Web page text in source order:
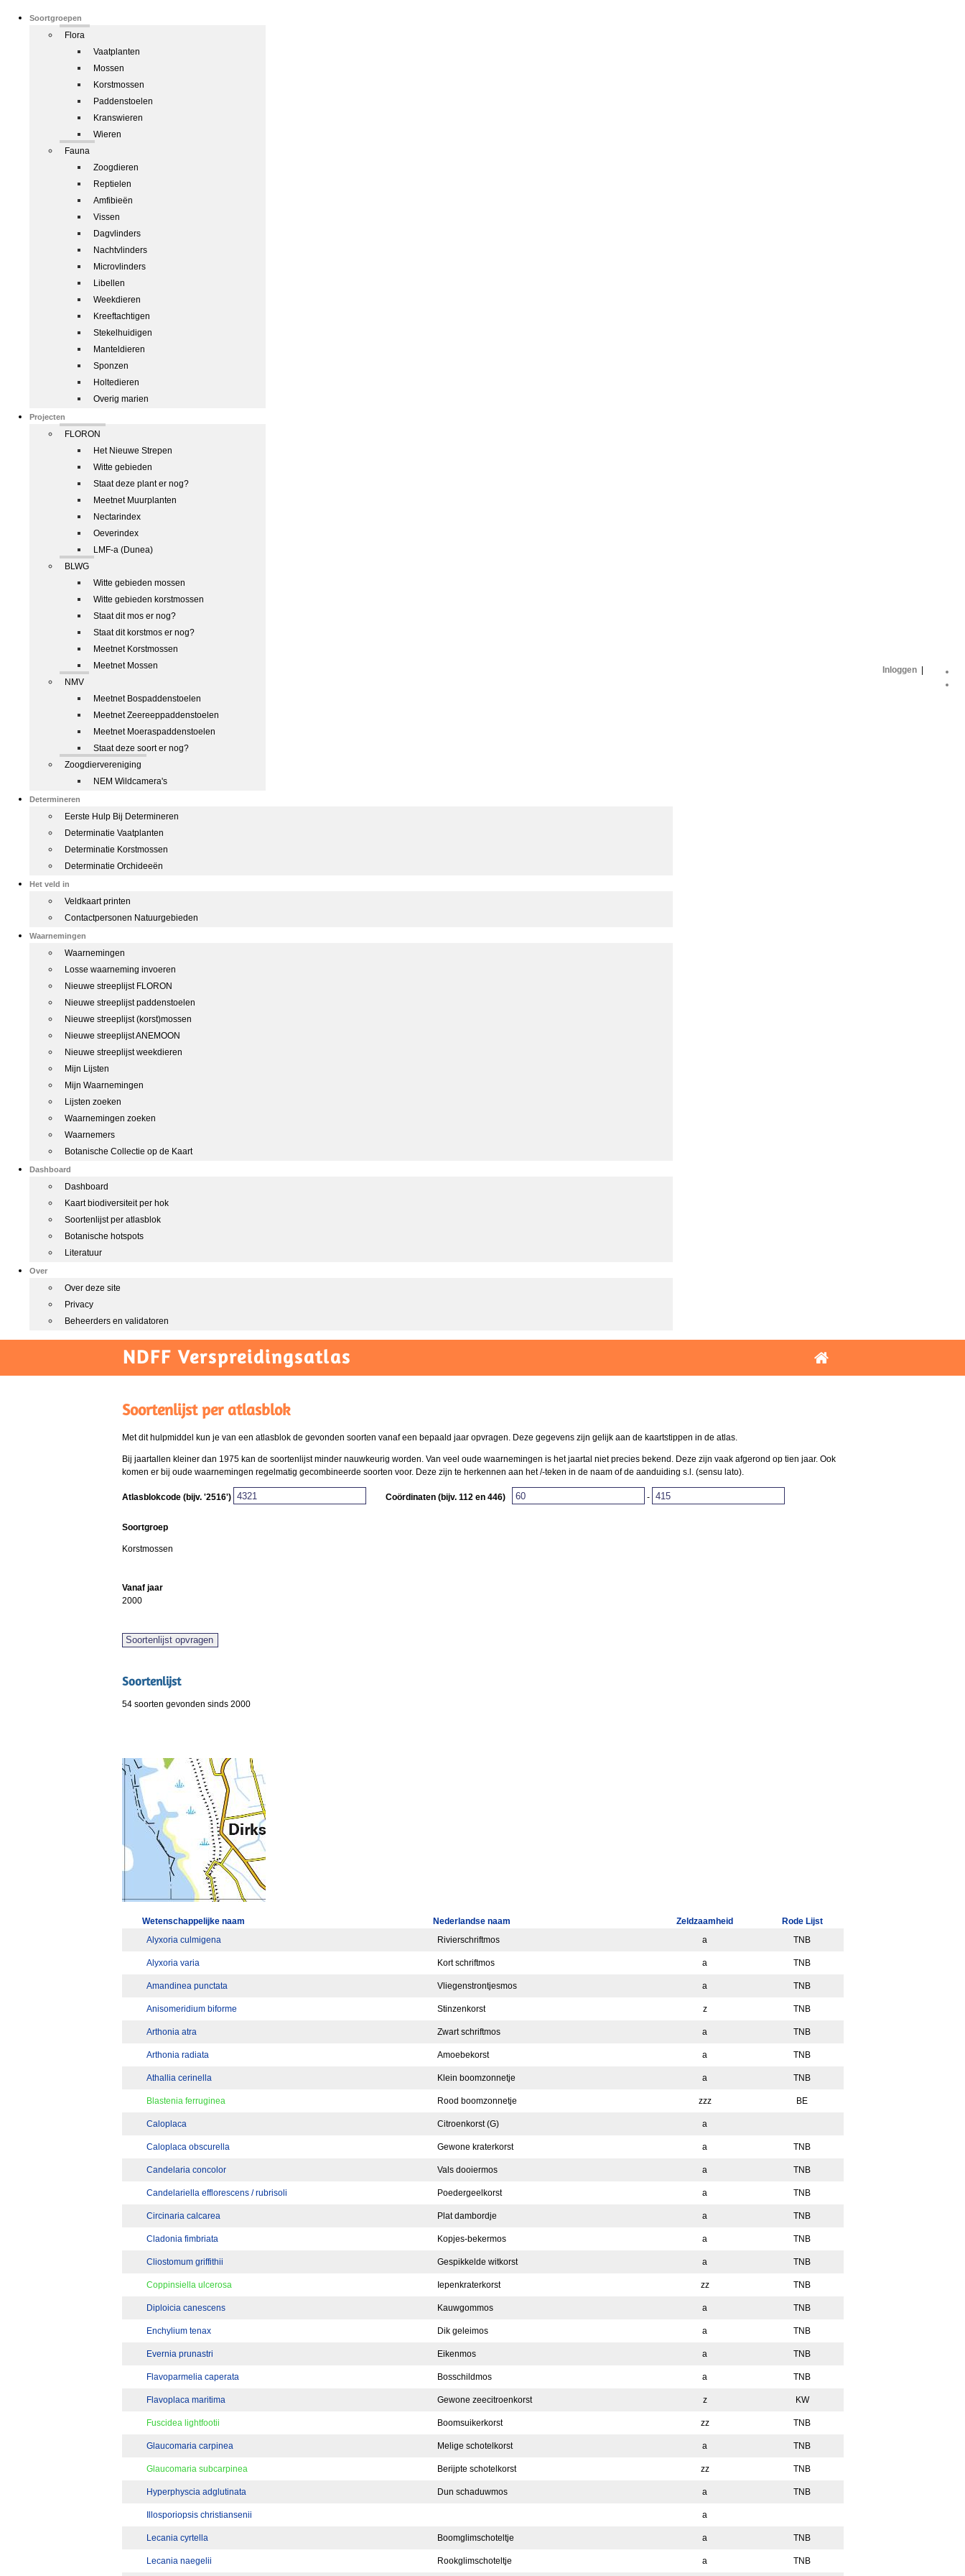
Soortgroepen
Flora
Vaatplanten
Mossen
Korstmossen
Paddenstoelen
Kranswieren
Wieren
Fauna
Zoogdieren
Reptielen
Amfibieën
Vissen
Dagvlinders
Nachtvlinders
Microvlinders
Libellen
Weekdieren
Kreeftachtigen
Stekelhuidigen
Manteldieren
Sponzen
Holtedieren
Overig marien
Projecten
FLORON
Het Nieuwe Strepen
Witte gebieden
Staat deze plant er nog?
Meetnet Muurplanten
Nectarindex
Oeverindex
LMF-a (Dunea)
BLWG
Witte gebieden mossen
Witte gebieden korstmossen
Staat dit mos er nog?
Staat dit korstmos er nog?
Meetnet Korstmossen
Meetnet Mossen
NMV
Meetnet Bospaddenstoelen
Meetnet Zeereeppaddenstoelen
Meetnet Moeraspaddenstoelen
Staat deze soort er nog?
Zoogdiervereniging
NEM Wildcamera's
Determineren
Eerste Hulp Bij Determineren
Determinatie Vaatplanten
Determinatie Korstmossen
Determinatie Orchideeën
Het veld in
Veldkaart printen
Contactpersonen Natuurgebieden
Waarnemingen
Waarnemingen
Losse waarneming invoeren
Nieuwe streeplijst FLORON
Nieuwe streeplijst paddenstoelen
Nieuwe streeplijst (korst)mossen
Nieuwe streeplijst ANEMOON
Nieuwe streeplijst weekdieren
Mijn Lijsten
Mijn Waarnemingen
Lijsten zoeken
Waarnemingen zoeken
Waarnemers
Botanische Collectie op de Kaart
Dashboard
Dashboard
Kaart biodiversiteit per hok
Soortenlijst per atlasblok
Botanische hotspots
Literatuur
Over
Over deze site
Privacy
Beheerders en validatoren
Inloggen
NDFF Verspreidingsatlas
Soortenlijst per atlasblok
Met dit hulpmiddel kun je van een atlasblok de gevonden soorten vanaf een bepaald jaar opvragen. Deze gegevens zijn gelijk aan de kaartstippen in de atlas.
Bij jaartallen kleiner dan 1975 kan de soortenlijst minder nauwkeurig worden. Van veel oude waarnemingen is het jaartal niet precies bekend. Deze zijn vaak afgerond op tien jaar. Ook
komen er bij oude waarnemingen regelmatig gecombineerde soorten voor. Deze zijn te herkennen aan het /-teken in de naam of de aanduiding s.l. (sensu lato).
Atlasblokcode (bijv. '2516') Coördinaten (bijv. 112 en 446) -
Soortgroep
Korstmossen
Vanaf jaar
2000
Soortenlijst
54 soorten gevonden sinds 2000
Wetenschappelijke naam Nederlandse naam Zeldzaamheid
Rode Lijst
Alyxoria culmigena
Rivierschriftmos a TNB
Alyxoria varia Kort schriftmos a TNB
Amandinea punctata Vliegenstrontjesmos a TNB
Anisomeridium biforme Stinzenkorst z TNB
Arthonia atra Zwart schriftmos a TNB
Arthonia radiata Amoebekorst a TNB
Athallia cerinella Klein boomzonnetje a TNB
Blastenia ferruginea Rood boomzonnetje zzz BE
Caloplaca Citroenkorst (G) a
Caloplaca obscurella Gewone kraterkorst a TNB
Candelaria concolor Vals dooiermos a TNB
Candelariella efflorescens / rubrisoli Poedergeelkorst a TNB
Circinaria calcarea Plat dambordje a TNB
Cladonia fimbriata Kopjes-bekermos a TNB
Cliostomum griffithii Gespikkelde witkorst a TNB
Coppinsiella ulcerosa Iepenkraterkorst zz TNB
Diploicia canescens Kauwgommos a TNB
Enchylium tenax Dik geleimos a TNB
Evernia prunastri Eikenmos a TNB
Flavoparmelia caperata Bosschildmos a TNB
Flavoplaca maritima Gewone zeecitroenkorst z KW
Fuscidea lightfootii Boomsuikerkorst zz TNB
Glaucomaria carpinea Melige schotelkorst a TNB
Glaucomaria subcarpinea Berijpte schotelkorst zz TNB
Hyperphyscia adglutinata Dun schaduwmos a TNB
Illosporiopsis christiansenii a
Lecania cyrtella Boomglimschoteltje a TNB
Lecania naegelii Rookglimschoteltje a TNB